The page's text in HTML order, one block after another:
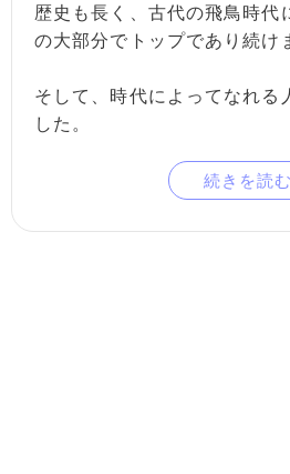
歴史も長く、古代の飛鳥時代
の大部分でトップであり続け
そして、時代によってなれる
した。
続きを読む